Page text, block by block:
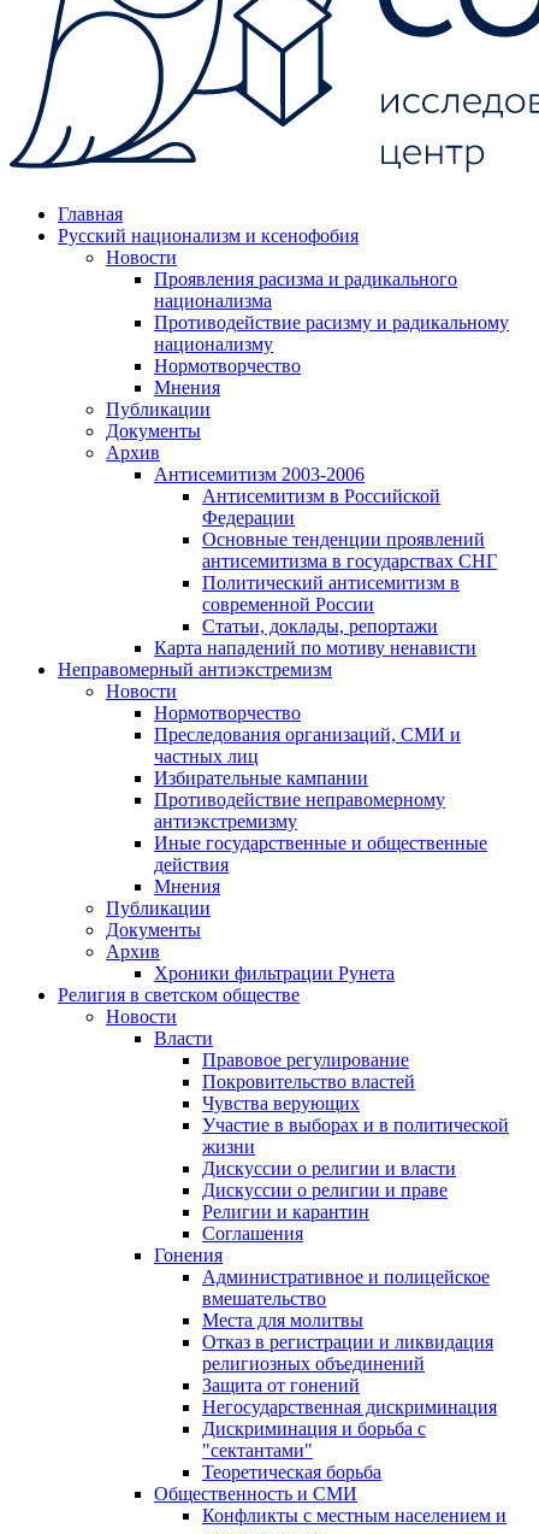
Главная
Русский национализм и ксенофобия
Новости
Проявления расизма и радикального
национализма
Противодействие расизму и радикальному
национализму
Нормотворчество
Мнения
Публикации
Документы
Архив
Антисемитизм 2003-2006
Антисемитизм в Российской
Федерации
Основные тенденции проявлений
антисемитизма в государствах СНГ
Политический антисемитизм в
современной России
Статьи, доклады, репортажи
Карта нападений по мотиву ненависти
Неправомерный антиэкстремизм
Новости
Нормотворчество
Преследования организаций, СМИ и
частных лиц
Избирательные кампании
Противодействие неправомерному
антиэкстремизму
Иные государственные и общественные
действия
Мнения
Публикации
Документы
Архив
Хроники фильтрации Рунета
Религия в светском обществе
Новости
Власти
Правовое регулирование
Покровительство властей
Чувства верующих
Участие в выборах и в политической
жизни
Дискуссии о религии и власти
Дискуссии о религии и праве
Религии и карантин
Соглашения
Гонения
Административное и полицейское
вмешательство
Места для молитвы
Отказ в регистрации и ликвидация
религиозных объединений
Защита от гонений
Негосударственная дискриминация
Дискриминация и борьба с
"сектантами"
Теоретическая борьба
Общественность и СМИ
Конфликты с местным населением и